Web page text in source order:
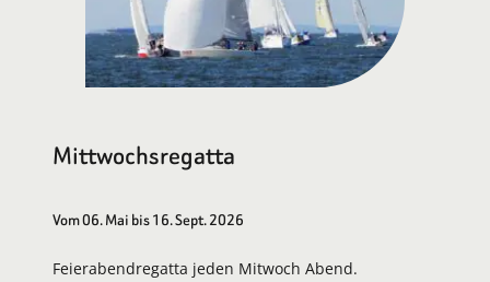
Mittwochsregatta
Vom 06. Mai bis 16. Sept. 2026
Feierabendregatta jeden Mitwoch Abend.